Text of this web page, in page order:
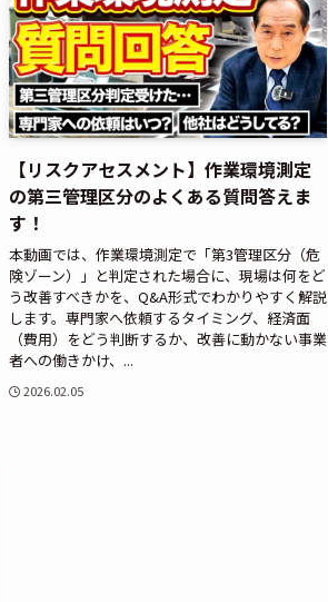
【リスクアセスメント】作業環境測定
の第三管理区分のよくある質問答えま
す！
本動画では、作業環境測定で「第3管理区分（危
険ゾーン）」と判定された場合に、現場は何をど
う改善すべきかを、Q&A形式でわかりやすく解説
します。専門家へ依頼するタイミング、経済面
（費用）をどう判断するか、改善に動かない事業
者への働きかけ、...
2026.02.05